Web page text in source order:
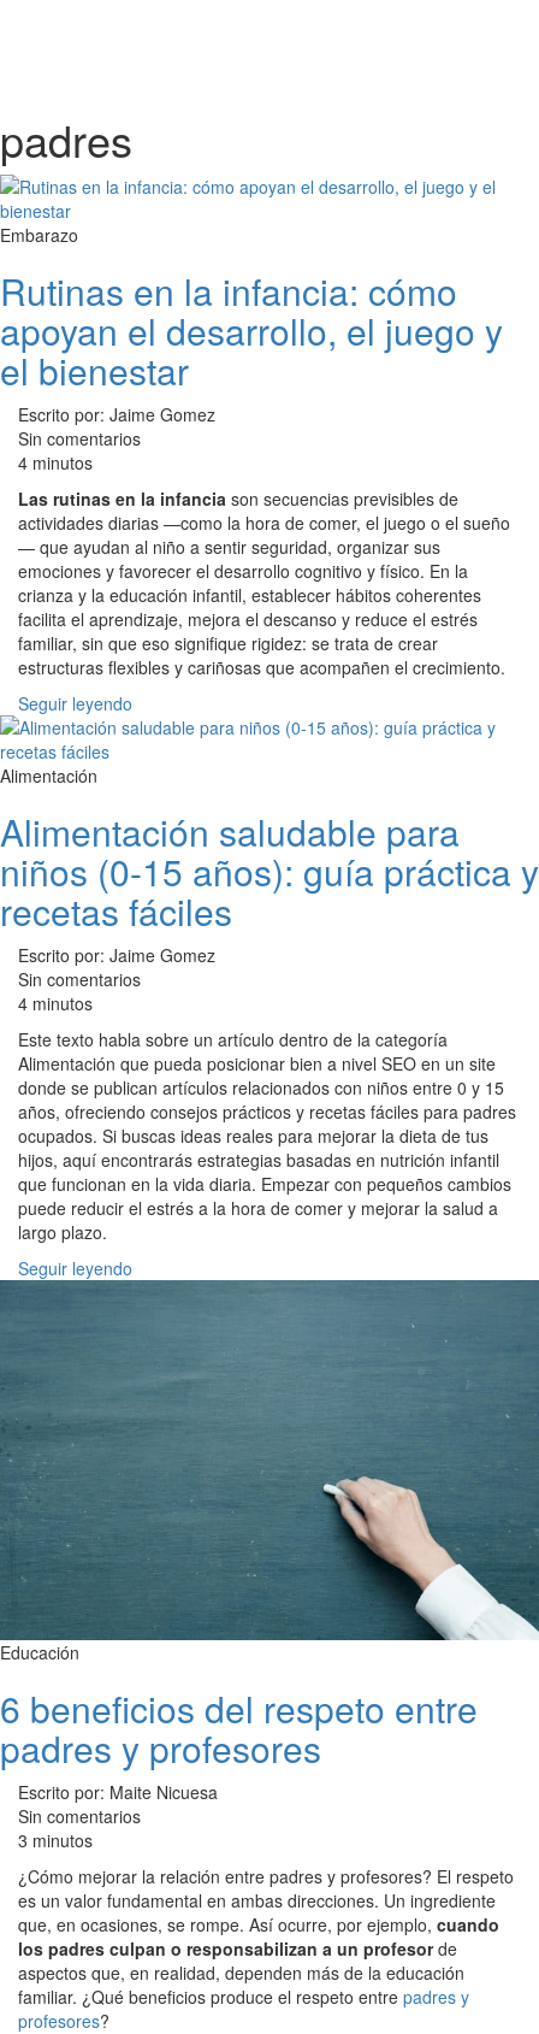
padres
Embarazo
Rutinas en la infancia: cómo
apoyan el desarrollo, el juego y
el bienestar
Escrito por: Jaime Gomez
Sin comentarios
4 minutos
Las rutinas en la infancia son secuencias previsibles de
actividades diarias —como la hora de comer, el juego o el sueño
— que ayudan al niño a sentir seguridad, organizar sus
emociones y favorecer el desarrollo cognitivo y físico. En la
crianza y la educación infantil, establecer hábitos coherentes
facilita el aprendizaje, mejora el descanso y reduce el estrés
familiar, sin que eso signifique rigidez: se trata de crear
estructuras flexibles y cariñosas que acompañen el crecimiento.
Seguir leyendo
Alimentación
Alimentación saludable para
niños (0-15 años): guía práctica y
recetas fáciles
Escrito por: Jaime Gomez
Sin comentarios
4 minutos
Este texto habla sobre un artículo dentro de la categoría
Alimentación que pueda posicionar bien a nivel SEO en un site
donde se publican artículos relacionados con niños entre 0 y 15
años, ofreciendo consejos prácticos y recetas fáciles para padres
ocupados. Si buscas ideas reales para mejorar la dieta de tus
hijos, aquí encontrarás estrategias basadas en nutrición infantil
que funcionan en la vida diaria. Empezar con pequeños cambios
puede reducir el estrés a la hora de comer y mejorar la salud a
largo plazo.
Seguir leyendo
Educación
6 beneficios del respeto entre
padres y profesores
Escrito por: Maite Nicuesa
Sin comentarios
3 minutos
¿Cómo mejorar la relación entre padres y profesores? El respeto
es un valor fundamental en ambas direcciones. Un ingrediente
que, en ocasiones, se rompe. Así ocurre, por ejemplo, cuando
los padres culpan o responsabilizan a un profesorde
aspectos que, en realidad, dependen más de la educación
familiar. ¿Qué beneficios produce el respeto entre padres y
profesores?